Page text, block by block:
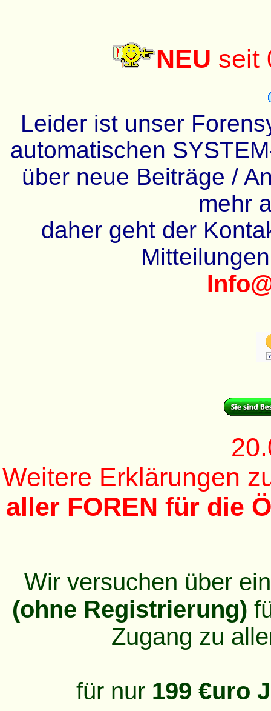
NEU seit
Leider ist unser
automatischen
über neue Beiträge /
mehr
daher geht der
Weitere Erklärungen
aller FOREN für die
Wir versuchen über
(ohne Registrierung)
Zugang zu
für nur 199 €uro